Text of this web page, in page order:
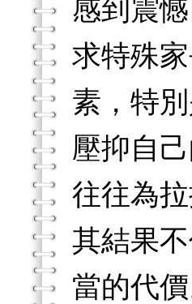
感到震
求特殊
素，特
壓抑自
往往為
其結果
當的代